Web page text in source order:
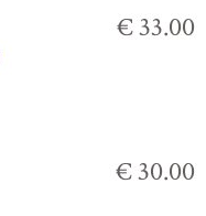
€ 33.00
€ 30.00